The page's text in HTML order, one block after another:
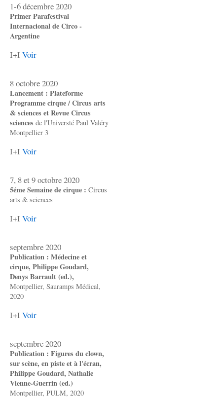
1-6 décembre 2020
Primer Parafestival
Internacional de Circo -
Argentine
I+I Voir
8 octobre 2020
Lancement : Plateforme
Programme cirque / Circus arts
& sciences et Revue Circus
sciences de l'Universté Paul Valéry
Montpellier 3
I+I Voir
7, 8 et 9 octobre 2020
5éme Semaine de cirque : Circus
arts & sciences
I+I Voir
septembre 2020
Publication : Médecine et
cirque, Philippe Goudard,
Denys Barrault (ed.),
Montpellier, Sauramps Médical,
2020
I+I Voir
septembre 2020
Publication : Figures du clown,
sur scène, en piste et à l'écran,
Philippe Goudard, Nathalie
Vienne-Guerrin (ed.)
Montpellier, PULM, 2020